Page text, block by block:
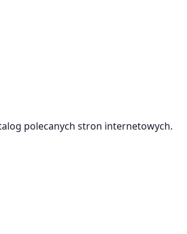
polecanych stron internetowych.